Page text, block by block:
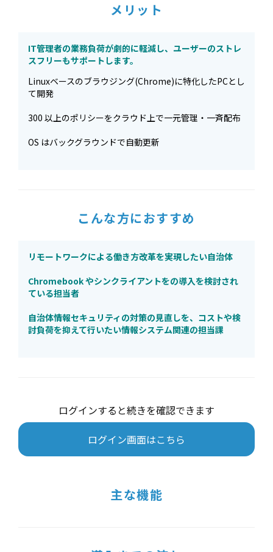
メリット
IT管理者の業務負荷が劇的に軽減し、ユーザーのストレ
スフリーもサポートします。
Linuxベースのブラウジング(Chrome)に特化したPCとし
て開発
300 以上のポリシーをクラウド上で一元管理・一斉配布
OS はバックグラウンドで自動更新
こんな方におすすめ
リモートワークによる働き方改革を実現したい自治体
Chromebook やシンクライアントをの導入を検討され
ている担当者
自治体情報セキュリティの対策の見直しを、コストや検
討負荷を抑えて行いたい情報システム関連の担当課
ログインすると続きを確認できます
ログイン画面はこちら
主な機能